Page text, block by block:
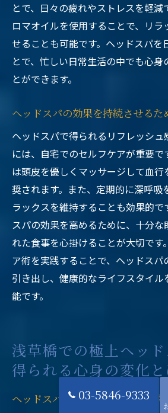
とで、日々の疲れやストレスを軽減
ロマオイルを使用することで、リラ
せることも可能です。ヘッドスパを
とで、忙しい日常生活の中でも心身
とができます。
ヘッドスパの効果を持続させるた
ヘッドスパで得られるリフレッシュ
には、自宅でのセルフケアが重要で
は頭皮を優しくマッサージして血
奨されます。また、定期的に深呼吸
ラックスを維持することも効果的で
スパの効果を高めるために、十分
れた食事を心掛けることが大切です
ア術を実践することで、ヘッドスパ
引き出し、健康的なライフスタイ
能です。
浅草橋での極上ヘッ
得られる心身の変化
ヘッドスパがもたらす心身への具
03-5846-9333